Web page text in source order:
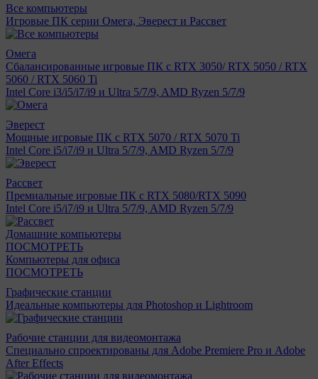
Все компьютеры
Игровые ПК серии Омега, Эверест и Рассвет
Омега
Сбалансированные игровые ПК с RTX 3050/ RTX 5050 / RTX
5060 / RTX 5060 Ti
Intel Core i3/i5/i7/i9 и Ultra 5/7/9, AMD Ryzen 5/7/9
Эверест
Мощные игровые ПК с RTX 5070 / RTX 5070 Ti
Intel Core i5/i7/i9 и Ultra 5/7/9, AMD Ryzen 5/7/9
Рассвет
Премиальные игровые ПК с RTX 5080/RTX 5090
Intel Core i5/i7/i9 и Ultra 5/7/9, AMD Ryzen 5/7/9
Домашние компьютеры
ПОСМОТРЕТЬ
Компьютеры для офиса
ПОСМОТРЕТЬ
Графические станции
Идеальные компьютеры для Photoshop и Lightroom
Рабочие станции для видеомонтажа
Специально спроектированы для Adobe Premiere Pro и Adobe
After Effects